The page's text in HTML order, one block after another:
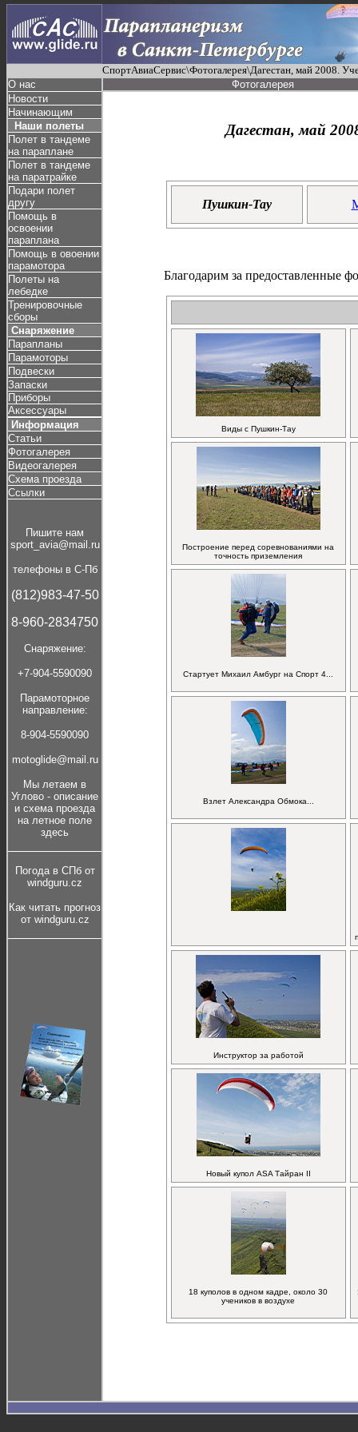
СпортАвиаСервис\Фотогалерея\Дагестан, май 2008.
О нас
Новости
Начинающим
Наши полеты
Полет в тандеме
на параплане
Полет в тандеме
на паратрайке
Подари полет
другу
Помощь в
освоении
параплана
Помощь в овоении
парамотора
Полеты на
лебедке
Тренировочные
сборы
Снаряжение
Парапланы
Парамоторы
Подвески
Запаски
Приборы
Аксессуары
Информация
Статьи
Фотогалерея
Видеогалерея
Схема проезда
Ссылки
Пишите нам
sport_avia@mail.ru
телефоны в С-Пб
(812)983-47-50
8-960-2834750
Cнаряжение:
+7-904-5590090
Парамоторное
направление:
8-904-5590090
motoglide@mail.ru
Мы летаем в
Углово - описание
и cхема проезда
на летное поле
здесь
Погода в СПб от
windguru.cz
Как читать прогноз
от windguru.cz
Фотогалерея
Дагестан, май
Пушкин-Тау
Благодарим за предоставленные
Виды с Пушкин-Тау
Построение перед соревнованиями на
точность приземления
Стартует Михаил Амбург на Спорт 4...
Взлет Александра Обмока...
Инструктор за работой
Новый купол ASA Тайран II
18 куполов в одном кадре, около 30
учеников в воздухе